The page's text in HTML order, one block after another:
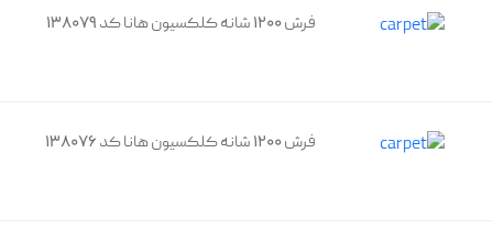
فرش 1200 شانه کلکسیون هانا کد 138079
فرش 1200 شانه کلکسیون هانا کد 138076